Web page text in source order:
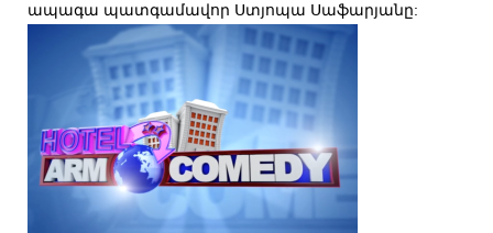
ապագա պատգամավոր Ստյոպա Սաֆարյանը: